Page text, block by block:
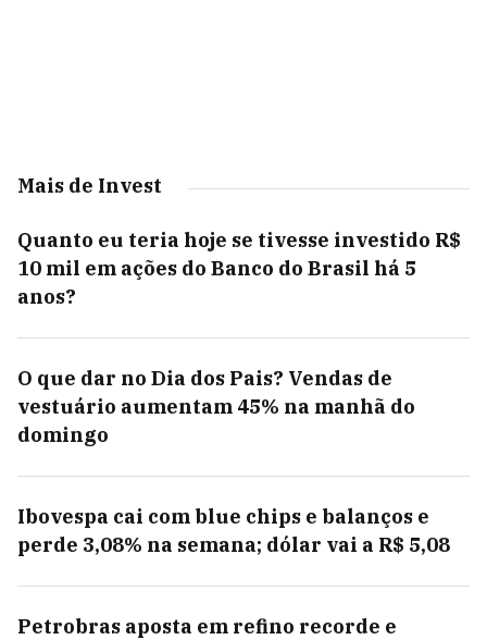
Mais de Invest
Quanto eu teria hoje se tivesse investido R$
10 mil em ações do Banco do Brasil há 5
anos?
O que dar no Dia dos Pais? Vendas de
vestuário aumentam 45% na manhã do
domingo
Ibovespa cai com blue chips e balanços e
perde 3,08% na semana; dólar vai a R$ 5,08
Petrobras aposta em refino recorde e